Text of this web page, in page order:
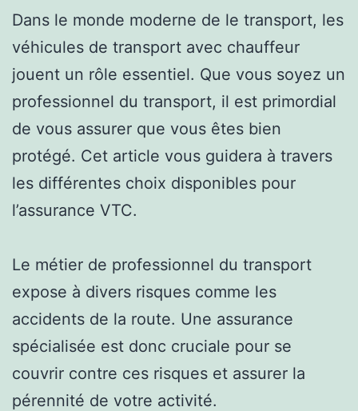
Dans le monde moderne de le transport, les
véhicules de transport avec chauffeur
jouent un rôle essentiel. Que vous soyez un
professionnel du transport, il est primordial
de vous assurer que vous êtes bien
protégé. Cet article vous guidera à travers
les différentes choix disponibles pour
l’assurance VTC.
Le métier de professionnel du transport
expose à divers risques comme les
accidents de la route. Une assurance
spécialisée est donc cruciale pour se
couvrir contre ces risques et assurer la
pérennité de votre activité.